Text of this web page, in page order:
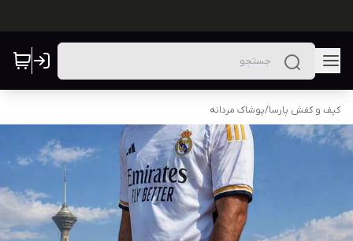
کیف و کفش پارسا/پوشاک مردانه